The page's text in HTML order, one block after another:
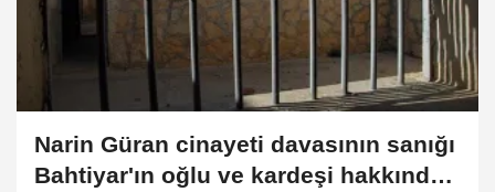
Narin Güran cinayeti davasının sanığı
Bahtiyar'ın oğlu ve kardeşi hakkında